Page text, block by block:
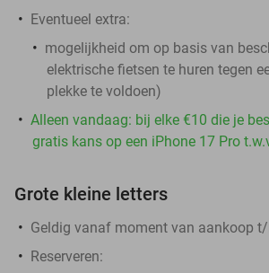
Eventueel extra:
mogelijkheid om op basis van
elektrische fietsen te huren tegen
plekke te voldoen)
Alleen vandaag: bij elke €10 die je
gratis kans op een iPhone 17 Pro
Grote kleine letters
Geldig vanaf moment van aankoop
Reserveren: